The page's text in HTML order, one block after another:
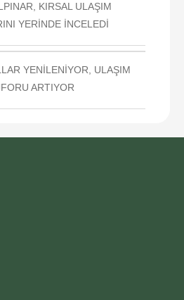
KIRSAL ULAŞIM
YERİNDE İNCELEDİ
YENİLENİYOR, ULAŞIM
ARTIYOR